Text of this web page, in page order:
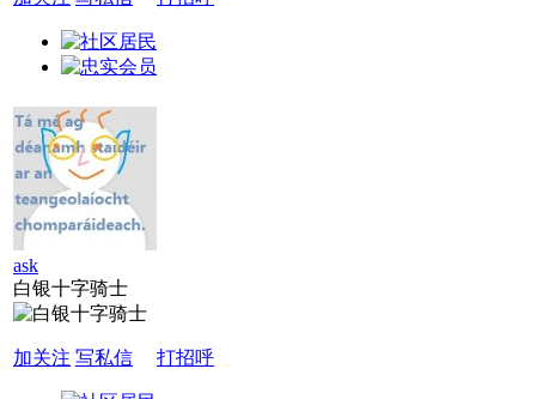
ask
白银十字骑士
加关注 写私信 打招呼